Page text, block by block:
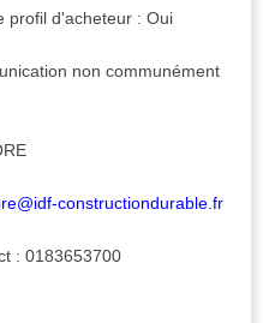
profil d'acheteur : Oui
non communément
constructiondurable.fr
: 0183653700